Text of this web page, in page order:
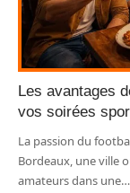
Les avantages
vos soirées
La passion du
Bordeaux, une ville
amateurs dans une…